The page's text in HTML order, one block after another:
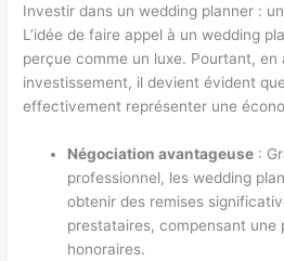
Investir dans un wedding planner :
L’idée de faire appel à un wedding
perçue comme un luxe. Pourtant,
investissement, il devient évident
effectivement représenter une
Négociation avantageuse :
professionnel, les wedding
obtenir des remises
prestataires, compensant une
honoraires.